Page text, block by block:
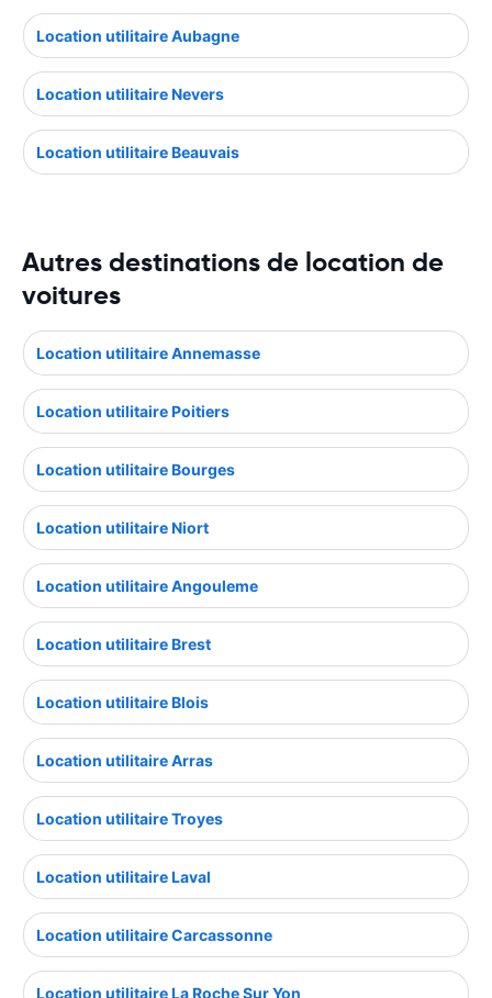
Location utilitaire Aubagne
Location utilitaire Nevers
Location utilitaire Beauvais
Autres destinations de location de
voitures
Location utilitaire Annemasse
Location utilitaire Poitiers
Location utilitaire Bourges
Location utilitaire Niort
Location utilitaire Angouleme
Location utilitaire Brest
Location utilitaire Blois
Location utilitaire Arras
Location utilitaire Troyes
Location utilitaire Laval
Location utilitaire Carcassonne
Location utilitaire La Roche Sur Yon